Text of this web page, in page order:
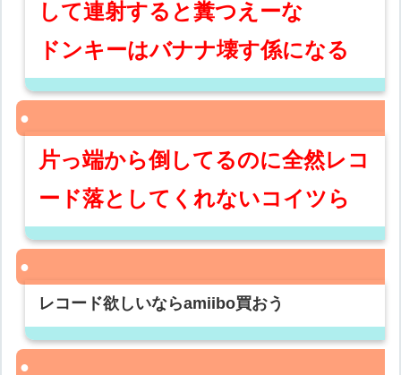
して連射すると糞つえーな
ドンキーはバナナ壊す係になる
片っ端から倒してるのに全然レコ
ード落としてくれないコイツら
レコード欲しいならamiibo買おう